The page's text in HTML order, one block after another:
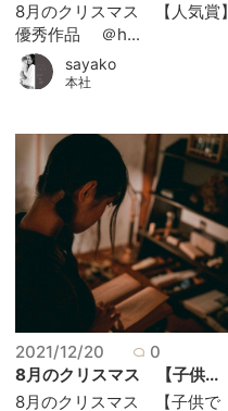
8月のクリスマス 【人気賞】
優秀作品 ＠h...
sayako
本社
2021/12/20
0
8月のクリスマス 【子供...
8月のクリスマス 【子供で